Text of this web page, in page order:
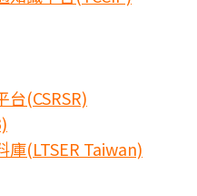
(CSRSR)
(LTSER Taiwan)